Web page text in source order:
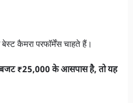
कैमरा परफॉर्मेंस चाहते हैं।
₹25,000 के आसपास है, तो यह